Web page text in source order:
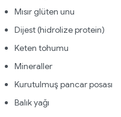
Mısır glüten unu
Dijest (hidrolize protein)
Keten tohumu
Mineraller
Kurutulmuş pancar posası
Balık yağı